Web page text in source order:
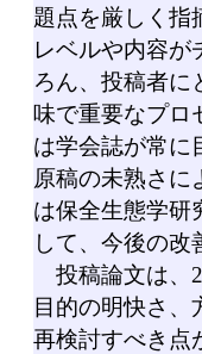
題点を厳しく指
レベルや内容が
ろん、投稿者に
味で重要なプロ
は学会誌が常に
原稿の未熟さに
は保全生態学研
して、今後の改
投稿論文は、
目的の明快さ
再検討すべき点